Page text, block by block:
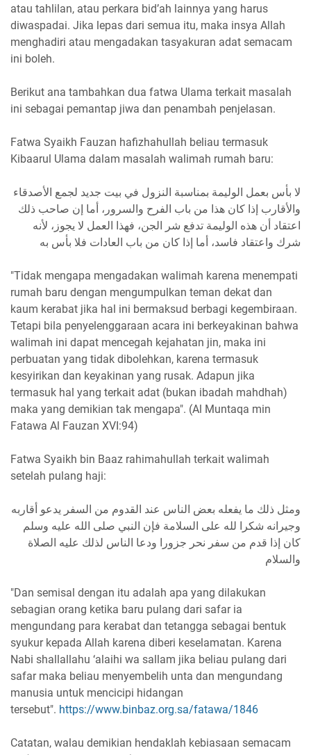
atau tahlilan, atau perkara bid’ah lainnya yang harus
diwaspadai. Jika lepas dari semua itu, maka insya Allah
menghadiri atau mengadakan tasyakuran adat semacam
ini boleh.
Berikut ana tambahkan dua fatwa Ulama terkait masalah
ini sebagai pemantap jiwa dan penambah penjelasan.
Fatwa Syaikh Fauzan hafizhahullah beliau termasuk
Kibaarul Ulama dalam masalah walimah rumah baru:
لا بأس بعمل الوليمة بمناسبة النزول في بيت جديد لجمع الأصدقاء
والأقارب إذا كان هذا من باب الفرح والسرور، أما إن صاحب ذلك
اعتقاد أن هذه الوليمة تدفع شر الجن، فهذا العمل لا يجوز، لأنه
شرك واعتقاد فاسد، أما إذا كان من باب العادات فلا بأس به
"Tidak mengapa mengadakan walimah karena menempati
rumah baru dengan mengumpulkan teman dekat dan
kaum kerabat jika hal ini bermaksud berbagi kegembiraan.
Tetapi bila penyelenggaraan acara ini berkeyakinan bahwa
walimah ini dapat mencegah kejahatan jin, maka ini
perbuatan yang tidak dibolehkan, karena termasuk
kesyirikan dan keyakinan yang rusak. Adapun jika
termasuk hal yang terkait adat (bukan ibadah mahdhah)
maka yang demikian tak mengapa". (Al Muntaqa min
Fatawa Al Fauzan XVI:94)
Fatwa Syaikh bin Baaz rahimahullah terkait walimah
setelah pulang haji:
ومثل ذلك ما يفعله بعض الناس عند القدوم من السفر يدعو أقاربه
وجيرانه شكرا لله على السلامة فإن النبي صلى الله عليه وسلم
كان إذا قدم من سفر نحر جزورا ودعا الناس لذلك عليه الصلاة
والسلام
"Dan semisal dengan itu adalah apa yang dilakukan
sebagian orang ketika baru pulang dari safar ia
mengundang para kerabat dan tetangga sebagai bentuk
syukur kepada Allah karena diberi keselamatan. Karena
Nabi shallallahu ‘alaihi wa sallam jika beliau pulang dari
safar maka beliau menyembelih unta dan mengundang
manusia untuk mencicipi hidangan
tersebut". https://www.binbaz.org.sa/fatawa/1846
Catatan, walau demikian hendaklah kebiasaan semacam